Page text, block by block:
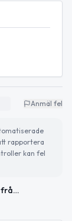
Anmäl fel
rapportera
kan fel
Lunchkonsert med elever från Piteå Sommarakademi